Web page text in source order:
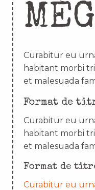
Curabitur eu
habitant morbi
et malesuada
Format de
Curabitur eu
habitant morbi
et malesuada
Format de
Curabitur eu